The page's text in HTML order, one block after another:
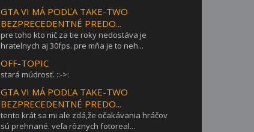
GTA VI MÁ PODĽA TAKE-TWO
BEZPRECEDENTNÉ PREDO...
pre toho kto nič za tie roky nedostáva je
hratelnych aj 30fps. pre mňa je to neh...
OFF-TOPIC
stará múdrosť. ::->:
GTA VI MÁ PODĽA TAKE-TWO
BEZPRECEDENTNÉ PREDO...
tento krát sa mi ale zdá,že očakávania hráčov
sú prehnané. veľa rôznych fotoreal...